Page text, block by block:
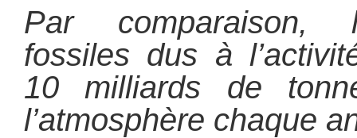
Par comparaison,
fossiles dus à
10 milliards de
l’atmosphère chaque